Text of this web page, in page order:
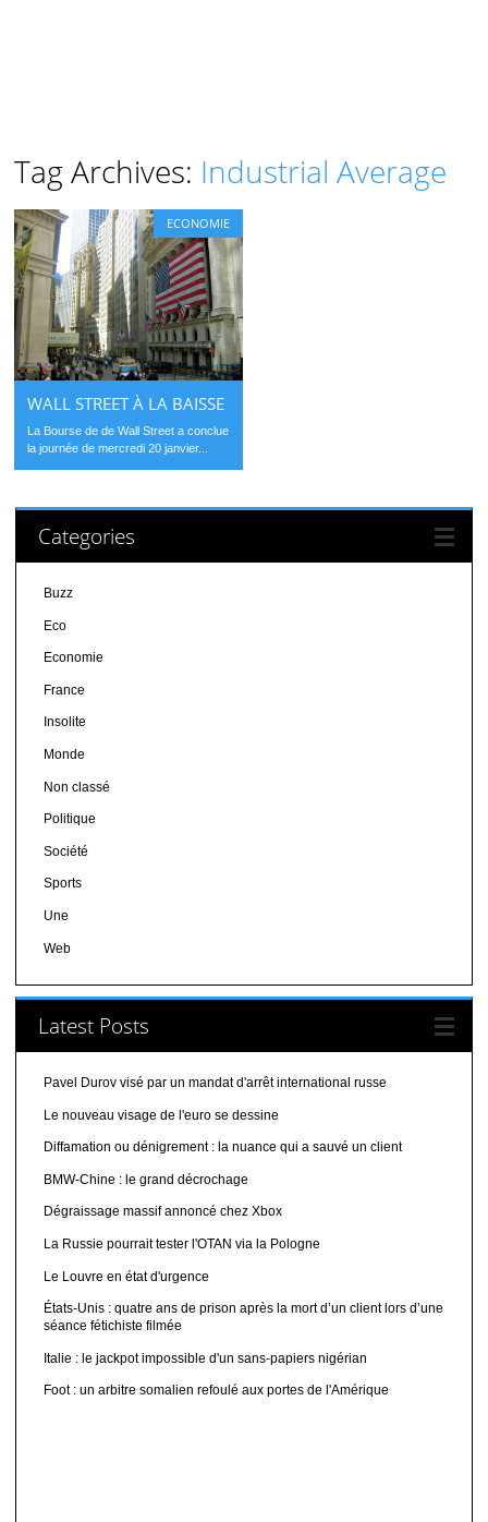
Tag Archives: Industrial Average
ECONOMIE
WALL STREET À LA BAISSE
La Bourse de de Wall Street a conclue
la journée de mercredi 20 janvier...
Categories
Buzz
Eco
Economie
France
Insolite
Monde
Non classé
Politique
Société
Sports
Une
Web
Latest Posts
Pavel Durov visé par un mandat d'arrêt international russe
Le nouveau visage de l'euro se dessine
Diffamation ou dénigrement : la nuance qui a sauvé un client
BMW-Chine : le grand décrochage
Dégraissage massif annoncé chez Xbox
La Russie pourrait tester l'OTAN via la Pologne
Le Louvre en état d'urgence
États-Unis : quatre ans de prison après la mort d’un client lors d’une
séance fétichiste filmée
Italie : le jackpot impossible d'un sans-papiers nigérian
Foot : un arbitre somalien refoulé aux portes de l'Amérique